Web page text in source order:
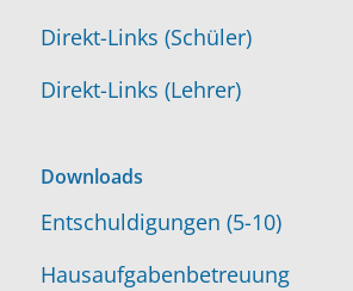
Direkt-Links (Schüler)
Direkt-Links (Lehrer)
Downloads
Entschuldigungen (5-10)
Hausaufgabenbetreuung